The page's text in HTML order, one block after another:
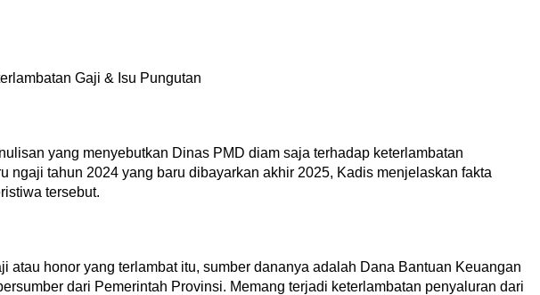
Gaji & Isu Pungutan
yang menyebutkan Dinas PMD diam saja terhadap keterlambatan
ngaji tahun 2024 yang baru dibayarkan akhir 2025, Kadis menjelaskan fakta
tersebut.
atau honor yang terlambat itu, sumber dananya adalah Dana Bantuan Keuangan
dari Pemerintah Provinsi. Memang terjadi keterlambatan penyaluran dari